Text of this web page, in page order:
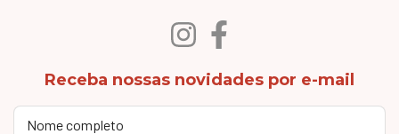
Receba nossas novidades por e-mail